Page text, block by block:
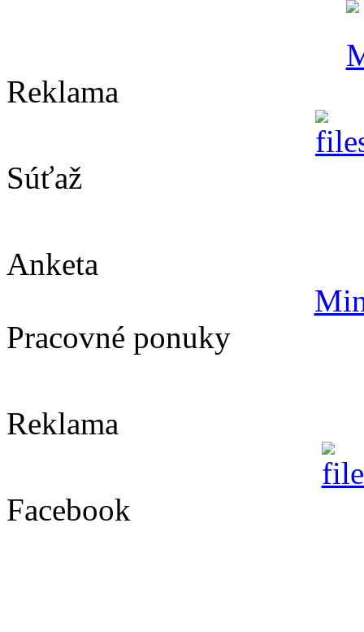
Reklama
Súťaž
Anketa
Pracovné ponuky
Reklama
Facebook